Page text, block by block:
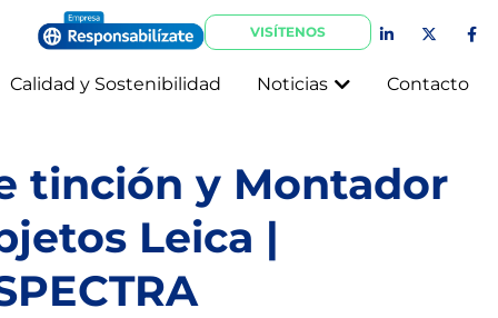
VISÍTENOS
Calidad y Sostenibilidad Noticias Contacto
tinción y Montador
Leica |